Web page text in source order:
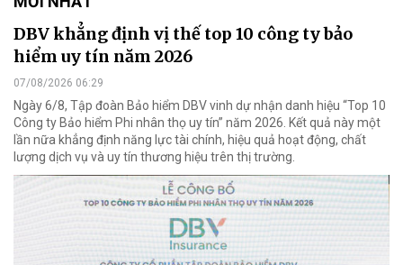
DBV khẳng định vị thế top 10 công ty bảo
hiểm uy tín năm 2026
07/08/2026 06:29
Ngày 6/8, Tập đoàn Bảo hiểm DBV vinh dự nhận danh hiệu “Top 10
Công ty Bảo hiểm Phi nhân thọ uy tín” năm 2026. Kết quả này một
lần nữa khẳng định năng lực tài chính, hiệu quả hoạt động, chất
lượng dịch vụ và uy tín thương hiệu trên thị trường.